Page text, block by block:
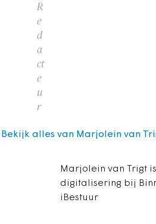
R
e
d
a
ct
e
u
r
Marjolein van Trigt
digitalisering bij
iBestuur
Bekijk alles van Marjolein van